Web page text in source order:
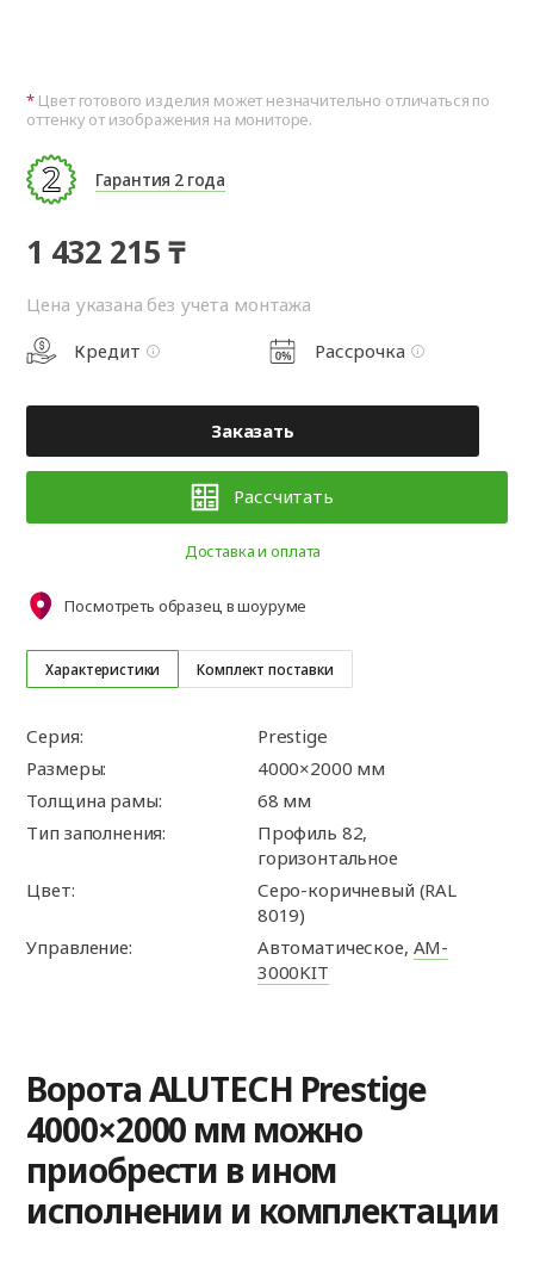
Цвет готового изделия может незначительно отличаться по
оттенку от изображения на мониторе.
Характеристики Комплект поставки
Серия:
Prestige
Размеры:
4000×2000 мм
Толщина рамы:
68 мм
Тип заполнения:
Профиль 82,
горизонтальное
Цвет:
Серо-коричневый (RAL
8019)
Управление:
Автоматическое, AM-
3000KIT
Гарантия 2 года
1 432 215 ₸
Цена указана без учета монтажа
Кредит
Рассрочка
Заказать
Рассчитать
Доставка и оплата
Посмотреть образец в шоуруме
Ворота ALUTECH Prestige
4000×2000 мм можно
приобрести в ином
исполнении и комплектации